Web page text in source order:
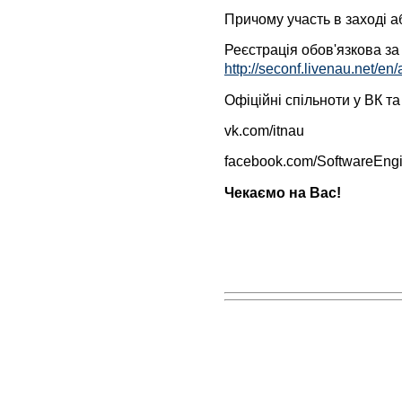
Причому участь в заході
Реєстрація обов'язкова
http://seconf.livenau.net/en/
Офіційні спільноти у ВК
vk.com/itnau
facebook.com/
Чекаємо на Вас!